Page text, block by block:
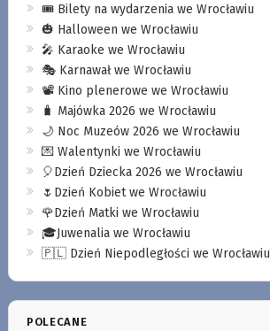
🎟️ Bilety na wydarzenia we Wrocławiu
🎃 Halloween we Wrocławiu
🎤 Karaoke we Wrocławiu
🎭 Karnawał we Wrocławiu
📽️ Kino plenerowe we Wrocławiu
🧳 Majówka 2026 we Wrocławiu
🌙 Noc Muzeów 2026 we Wrocławiu
💌 Walentynki we Wrocławiu
🎈Dzień Dziecka 2026 we Wrocławiu
🌷Dzień Kobiet we Wrocławiu
🌹Dzień Matki we Wrocławiu
🎓Juwenalia we Wrocławiu
🇵🇱 Dzień Niepodległości we Wrocławiu
POLECANE